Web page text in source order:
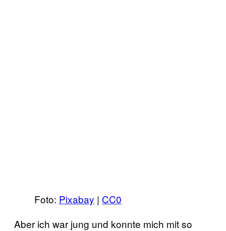
Foto: Pixabay | CC0
Aber ich war jung und konnte mich mit so